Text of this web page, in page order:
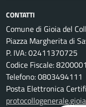
CONTATTI
Comune di Gioia del
Piazza Margherita di
P. IVA: 02411370725
Codice Fiscale:
Telefono: 0803494111
Posta Elettronica